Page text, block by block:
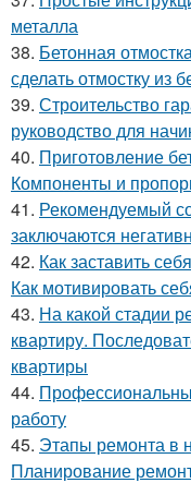
металла
38. Бетонная
сделать отмостку из
39. Строительство
руководство для
40. Приготовление
Компоненты и
41. Рекомендуемый
заключаются
42. Как заставить
Как мотивировать
43. На какой стадии
квартиру.
квартиры
44.
работу
45. Этапы ремонта в
Планирование